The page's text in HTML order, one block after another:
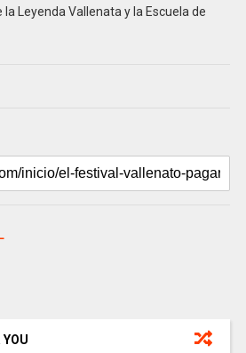
Leyenda Vallenata y la Escuela de
YOU